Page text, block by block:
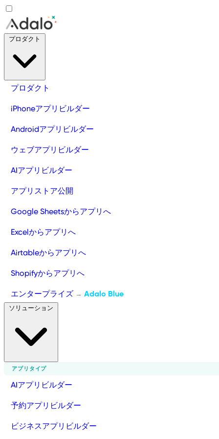
プロダクト
iPhoneアプリビルダー
Androidアプリビルダー
ウェブアプリビルダー
AIアプリビルダー
アプリストア公開
Google Sheetsからアプリへ
Excelからアプリへ
Airtableからアプリへ
Shopifyからアプリへ
エンタープライズ → Adalo Blue
アプリタイプ
AIアプリビルダー
予約アプリビルダー
ビジネスアプリビルダー